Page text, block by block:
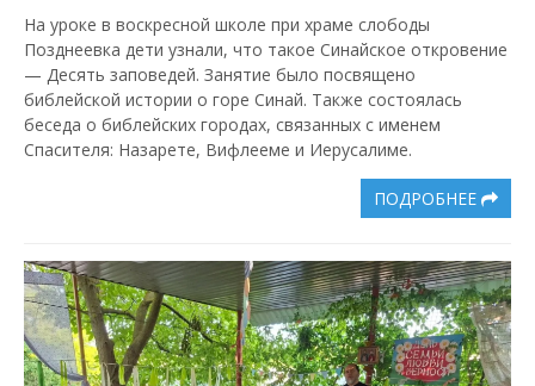
На уроке в воскресной школе при храме слободы
Позднеевка дети узнали, что такое Синайское откровение
— Десять заповедей. Занятие было посвящено
библейской истории о горе Синай. Также состоялась
беседа о библейских городах, связанных с именем
Спасителя: Назарете, Вифлееме и Иерусалиме.
ПОДРОБНЕЕ